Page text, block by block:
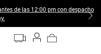
de las 12:00 pm con despacho